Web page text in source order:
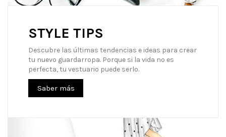
STYLE TIPS
Descubre las últimas tendencias e ideas para crear
tu nuevo guardarropa. Porque si la vida no es
perfecta, tu vestuario puede serlo.
Saber más